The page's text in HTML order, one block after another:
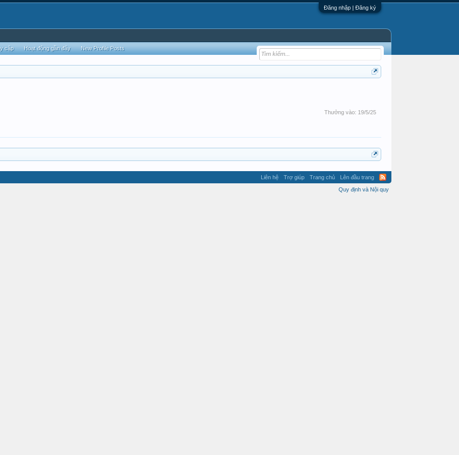
Đăng nhập | Đăng ký
Thưởng vào: 19/5/25
cập Hoạt động gần đây New Profile Posts
Liên hệ Trợ giúp Trang chủ
Lên đầu trang
Quy định và Nội quy